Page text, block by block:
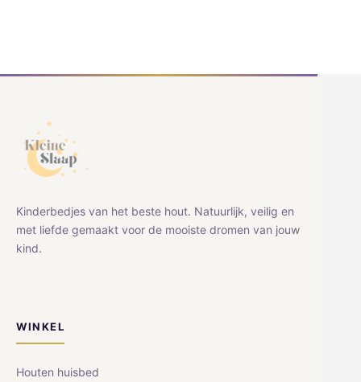
Kinderbedjes van het beste hout. Natuurlijk, veilig en
met liefde gemaakt voor de mooiste dromen van jouw
kind.
WINKEL
Houten huisbed